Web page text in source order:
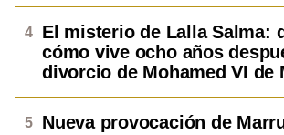
El misterio de Lalla Salma:
cómo vive ocho años
divorcio de Mohamed VI de
Nueva provocación de